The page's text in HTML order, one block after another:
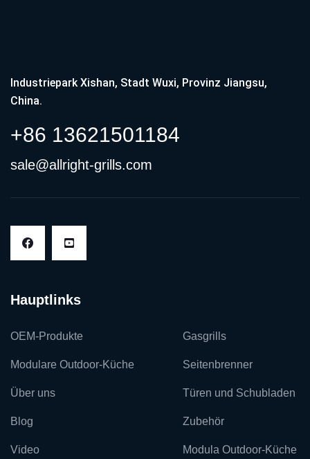
Industriepark Xishan, Stadt Wuxi, Provinz Jiangsu,
China.
+86 13621501184
sale@allright-grills.com
Hauptlinks
OEM-Produkte
Modulare Outdoor-Küche
Über uns
Blog
Video
Gasgrills
Seitenbrenner
Türen und Schubladen
Zubehör
Modula Outdoor-Küche